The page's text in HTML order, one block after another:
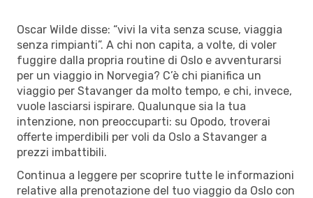
Oscar Wilde disse: “vivi la vita senza scuse, viaggia
senza rimpianti”. A chi non capita, a volte, di voler
fuggire dalla propria routine di Oslo e avventurarsi
per un viaggio in Norvegia? C’è chi pianifica un
viaggio per Stavanger da molto tempo, e chi, invece,
vuole lasciarsi ispirare. Qualunque sia la tua
intenzione, non preoccuparti: su Opodo, troverai
offerte imperdibili per voli da Oslo a Stavanger a
prezzi imbattibili.
Continua a leggere per scoprire tutte le informazioni
relative alla prenotazione del tuo viaggio da Oslo con